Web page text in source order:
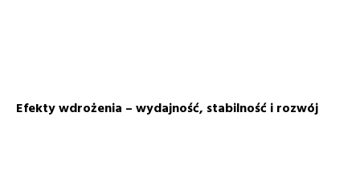
Efekty wdrożenia – wydajność, stabilność i rozwój